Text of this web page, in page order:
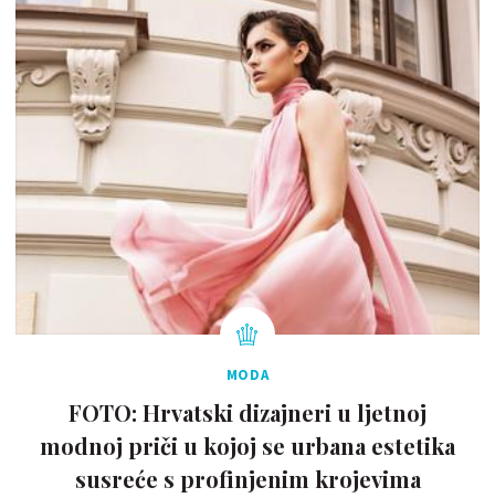
MODA
FOTO: Hrvatski dizajneri u ljetnoj
modnoj priči u kojoj se urbana estetika
susreće s profinjenim krojevima